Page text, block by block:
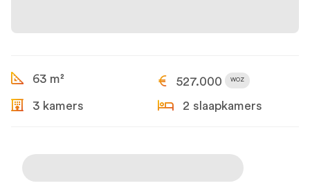
63 m² 527.000 WOZ
3 kamers 2 slaapkamers